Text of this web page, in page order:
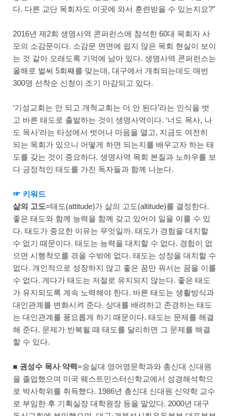
다. 다른 교단 목회자도 이곳에 와서 훈련받을 수 있는지요?”
2016년 제2회 생명사역 콘퍼런스에 참석한 60대 목회자 사
모의 소감문이다. 소감문 면면에 쉽지 않은 목회 현실이 보이
는 것 같아 오래도록 기억에 남아 있다. 생명사역 콘퍼런스는
올해로 벌써 5회째를 맞는데, 대구에서 개최되는데도 매번
300명 선착순 신청이 조기 마감되고 있다.
‘기성교회는 안 되고 개척교회는 더 안 된다’라는 인식을 벗
고 바른 태도로 출발하는 것이 생명사역이다. ‘너도 목사, 나
도 목사’라는 타성에서 벗어나 마음을 열고, 지금도 여전히
되는 목회가 있으니 어떻게 하면 되는지를 배우고자 하는 태
도를 갖는 것이 중요하다. 생명사역 목회 본질과 노하우를 보
다 긍정적인 태도를 가진 독자들과 함께 나눈다.
☞ 키워드
삶의 고도=태도(attitude)가 삶의 고도(altitude)를 결정한다.
좋은 태도와 함께 능력을 함께 갖고 있어야 일을 이룰 수 있
다. 태도가 중요한 이유는 무엇일까. 태도가 경험을 대치할
수 없기 때문이다. 태도는 능력을 대치할 수 없다. 경험이 없
으면 시행착오를 겪을 수밖에 없다. 태도는 성장을 대치할 수
없다. 개인적으로 성장하지 않고 좋은 꿈만 꿔서는 꿈을 이룰
수 없다. 게다가 태도는 저절로 유지되지 않는다. 좋은 태도
가 유지되도록 계속 노력해야 한다. 바른 태도는 생활방식과
대인관계를 변화시켜 준다. 상대를 배려하고 존경하는 태도
는 대인관계를 풍요롭게 하기 때문이다. 태도는 문제를 해결
해 준다. 문제가 반복될 때 태도를 달리하면 그 문제를 해결
할 수 있다.
■ 권성수 목사 약력=숭실대 영어영문학과와 총신대 신대원
을 졸업했으며 미국 웨스트민스터신학교에서 성경해석학으
로 박사학위를 취득했다. 1986년 총신대 신대원 신약학 교수
로 부임한 후 기획실장 대학원장 등을 맡았다. 2000년 대구